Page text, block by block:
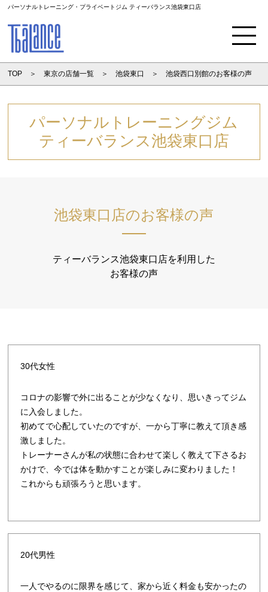
パーソナルトレーニング・プライベートジム ティーバランス池袋東口店
TOP 東京の店舗一覧 池袋東口 池袋西口別館のお客様の声
パーソナルトレーニングジム
ティーバランス池袋東口店
池袋東口店のお客様の声
ティーバランス池袋東口店を利用した
お客様の声
30代女性
コロナの影響で外に出ることが少なくなり、思いきってジム
に入会しました。
初めてで心配していたのですが、一から丁寧に教えて頂き感
激しました。
トレーナーさんが私の状態に合わせて楽しく教えて下さるお
かけで、今では体を動かすことが楽しみに変わりました！
これからも頑張ろうと思います。
20代男性
一人でやるのに限界を感じて、家から近く料金も安かったの